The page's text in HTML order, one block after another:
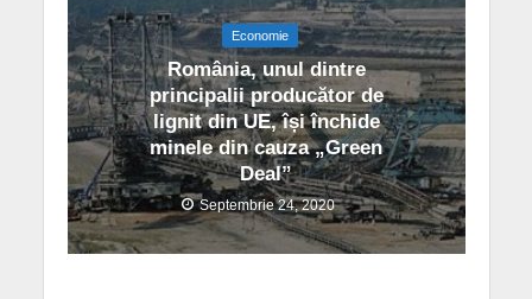
Economie
România, unul dintre
principalii producător de
lignit din UE, își închide
minele din cauza „Green
Deal”
Septembrie 24, 2020